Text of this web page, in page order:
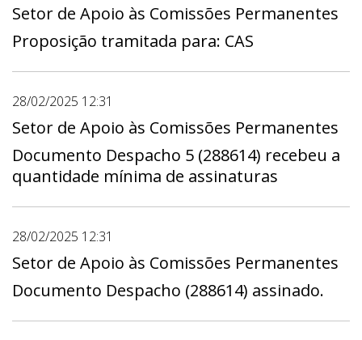
Setor de Apoio às Comissões Permanentes
Proposição tramitada para: CAS
28/02/2025 12:31
Setor de Apoio às Comissões Permanentes
Documento Despacho 5 (288614) recebeu a
quantidade mínima de assinaturas
28/02/2025 12:31
Setor de Apoio às Comissões Permanentes
Documento Despacho (288614) assinado.